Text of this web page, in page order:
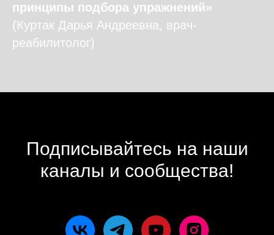
принципы подбора упражнений»
(Куртак Дарья Андреевна, врач-
реабилитолог)
Подписывайтесь на наши
каналы и сообщества!